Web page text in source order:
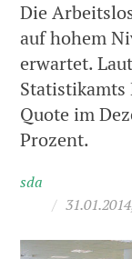
Die
auf hohem
erwartet.
Statistikamts
Quote im
Prozent.
sda
/